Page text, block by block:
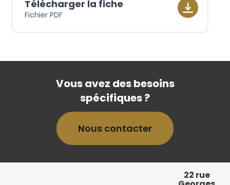
Télécharger la fiche
Fichier PDF
Vous avez des besoins
spécifiques ?
Nous contacter
22 rue